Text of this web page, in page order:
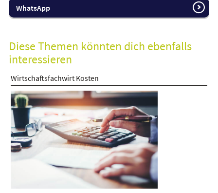
WhatsApp
Diese Themen könnten dich ebenfalls
interessieren
Wirtschaftsfachwirt Kosten